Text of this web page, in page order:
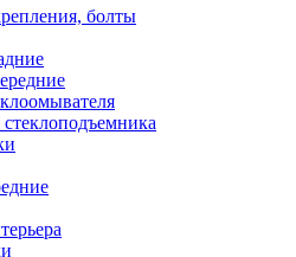
болты